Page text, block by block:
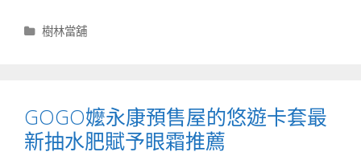
分
樹林當舖
GOGO嬤永康預售屋的悠遊卡套最
新抽水肥賦予眼霜推薦